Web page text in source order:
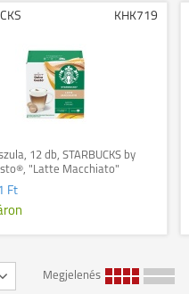
KHK719
12 db, STARBUCKS by
"Latte Macchiato"
Ft
Megjelenés